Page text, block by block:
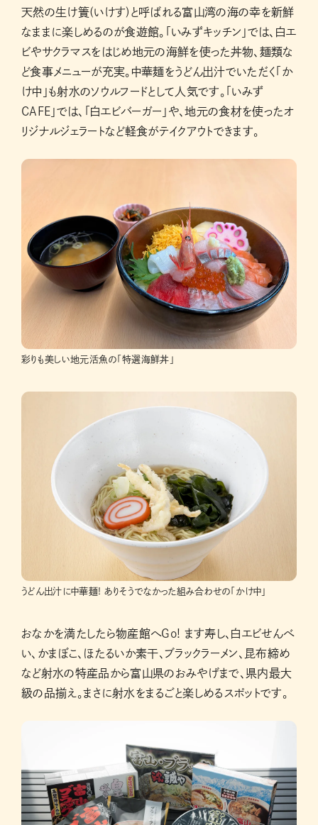
天然の生け簀(いけす)と呼ばれる富山湾の海の幸を新鮮
なままに楽しめるのが食遊館。「いみずキッチン」では、白エ
ビやサクラマスをはじめ地元の海鮮を使った丼物、麺類な
ど食事メニューが充実。中華麺をうどん出汁でいただく「か
け中」も射水のソウルフードとして人気です。「いみず
CAFE」では、「白エビバーガー」や、地元の食材を使ったオ
リジナルジェラートなど軽食がテイクアウトできます。
彩りも美しい地元活魚の「特選海鮮丼」
うどん出汁に中華麺! ありそうでなかった組み合わせの「かけ中」
おなかを満たしたら物産館へGo! ます寿し、白エビせんべ
い、かまぼこ、ほたるいか素干、ブラックラーメン、昆布締め
など射水の特産品から富山県のおみやげまで、県内最大
級の品揃え。まさに射水をまるごと楽しめるスポットです。